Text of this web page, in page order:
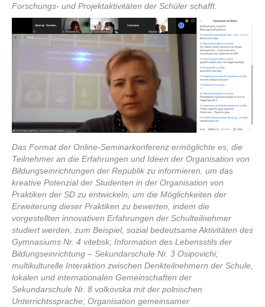
Forschungs- und Projektaktivitäten der Schüler schafft.
Das Format der Online-Seminarkonferenz ermöglichte es, die
Teilnehmer an die Erfahrungen und Ideen der Organisation von
Bildungseinrichtungen der Republik zu informieren, um das
kreative Potenzial der Studenten in der Organisation von
Praktiken der SD zu entwickeln, um die Möglichkeiten der
Erweiterung dieser Praktiken zu bewerten, indem die
vorgestellten innovativen Erfahrungen der Schulteilnehmer
studiert werden, zum Beispiel, sozial bedeutsame Aktivitäten des
Gymnasiums Nr. 4 vitebsk; Information des Lebensstils der
Bildungseinrichtung – Sekundarschule Nr. 3 Osipovichi;
multikulturelle Interaktion zwischen Denkteilnehmern der Schule,
lokalen und internationalen Gemeinschaften der
Sekundarschule Nr. 8 volkovska mit der polnischen
Unterrichtssprache; Organisation gemeinsamer